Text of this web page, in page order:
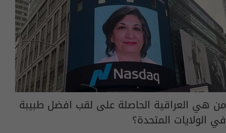
من هي العراقية الحاصلة على لقب افضل طبيبة
في الولايات المتحدة؟